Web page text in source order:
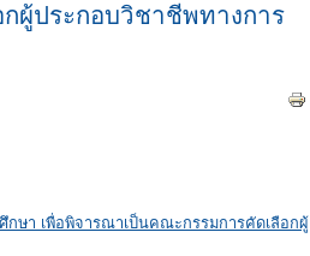
ผู้ประกอบวิชาชีพทางการ
กษา เพื่อพิจารณาเป็นคณะกรรมการคัดเลือกผู้